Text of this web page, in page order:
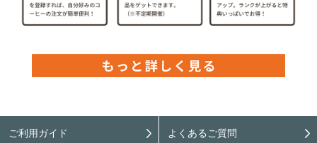
ご利用ガイド よくあるご質問